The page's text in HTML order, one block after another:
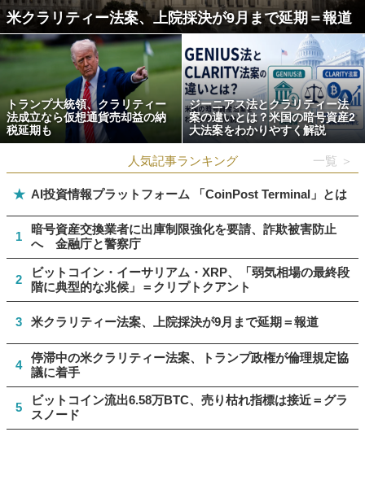
米クラリティー法案、上院採決が9月まで延期＝報道
トランプ大統領、クラリティー
法成立なら仮想通貨売却益の納
税延期も
ジーニアス法とクラリティー法
案の違いとは？米国の暗号資産2
大法案をわかりやすく解説
人気記事ランキング 一覧 ＞
★ AI投資情報プラットフォーム 「CoinPost Terminal」とは
1
暗号資産交換業者に出庫制限強化を要請、詐欺被害防止
へ 金融庁と警察庁
2
ビットコイン・イーサリアム・XRP、「弱気相場の最終段
階に典型的な兆候」＝クリプトクアント
3 米クラリティー法案、上院採決が9月まで延期＝報道
4
停滞中の米クラリティー法案、トランプ政権が倫理規定協
議に着手
5
ビットコイン流出6.58万BTC、売り枯れ指標は接近＝グラ
スノード